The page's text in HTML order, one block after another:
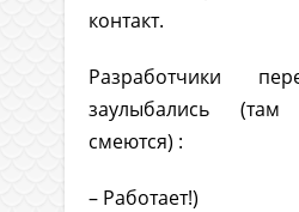
контакт.
Разработчики
заулыбались
смеются) :
– Работает!)